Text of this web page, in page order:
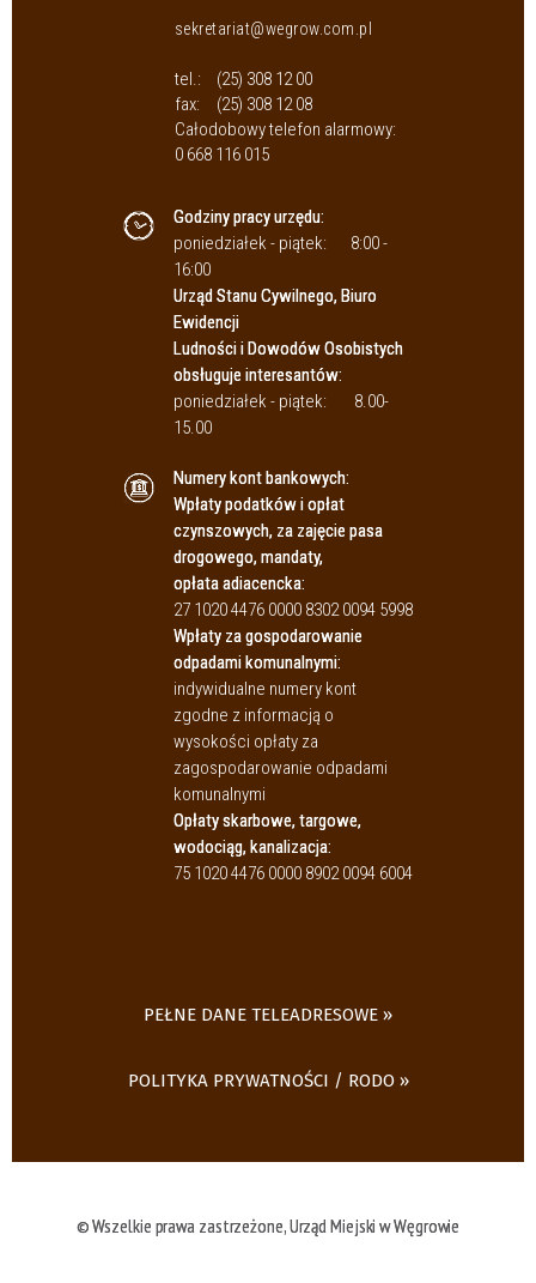
sekretariat@wegrow.com.pl
tel.:
(25) 308 12 00
fax:
(25) 308 12 08
Całodobowy telefon alarmowy:
0 668 116 015
Godziny pracy urzędu:
poniedziałek - piątek:
8:00 -
16:00
Urząd Stanu Cywilnego, Biuro
Ewidencji
Ludności i Dowodów Osobistych
obsługuje interesantów:
poniedziałek - piątek:
8.00-
15.00
Numery kont bankowych:
Wpłaty podatków i opłat
czynszowych, za zajęcie pasa
drogowego, mandaty,
opłata adiacencka:
27 1020 4476 0000 8302 0094 5998
Wpłaty za gospodarowanie
odpadami komunalnymi:
indywidualne numery kont
zgodne z informacją o
wysokości opłaty za
zagospodarowanie odpadami
komunalnymi
Opłaty skarbowe, targowe,
wodociąg, kanalizacja:
75 1020 4476 0000 8902 0094 6004
PEŁNE DANE TELEADRESOWE
POLITYKA PRYWATNOŚCI / RODO
© Wszelkie prawa zastrzeżone, Urząd Miejski w Węgrowie